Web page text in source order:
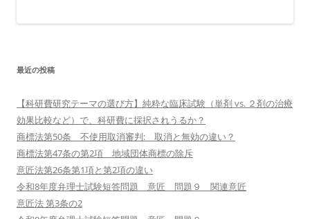
最近の投稿
【科研費研究テーマの選び方】純粋な臨床試験（単剤 vs. ２剤の治療
効果比較など）で、科研費に採択されうるか？
商標法第50条 不使用取消審判: 取消と無効の違い？
商標法第47条の第2項 地域団体商標の除斥
意匠法第26条第1項と第2項の違い
令和8年度弁理士試験短答問題 意匠 問題９ 関連意匠
意匠法 第3条の2